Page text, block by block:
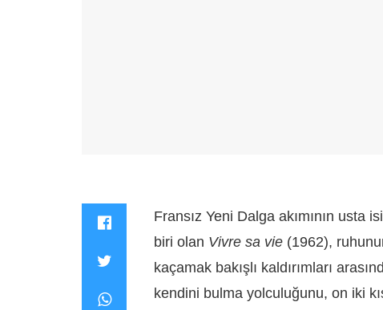
Fransız Yeni Dalga akımının usta
biri olan Vivre sa vie (1962),
kaçamak bakışlı kaldırımları
kendini bulma yolculuğunu, on iki